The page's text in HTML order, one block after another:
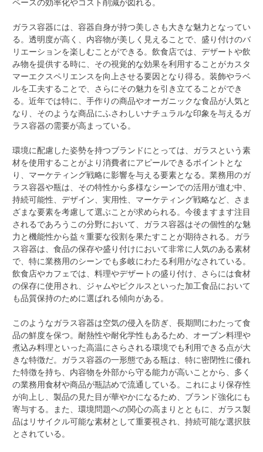
ガラス容器には、容器自身が持つ美しさも大きな魅力となってい
る。透明度が高く、内容物が美しく見えることで、盛り付けのバ
リエーションを楽しむことができる。飲食店では、デザートや飲
み物を提供する時に、その視覚的な効果を利用することがカスタ
マーエクスペリエンスを向上させる要因となり得る。装飾やラベ
ルを工夫することで、さらにその魅力を引き立てることができ
る。近年では特に、手作りの商品やオーガニックな食品が人気と
なり、そのような商品にふさわしいナチュラルな印象を与えるガ
ラス容器の需要が高まっている。
環境に配慮した姿勢を持つブランドにとっては、ガラスという素
材を使用することがより消費者にアピールできるポイントとな
り、マーケティング戦略に影響を与える要素となる。業務用のガ
ラス容器や瓶は、その特性から多様なシーンでの活用が進む中、
持続可能性、デザイン、実用性、マーケティング戦略など、さま
ざまな要素を考慮して選ぶことが求められる。今後ますます注目
されるであろうこの分野において、ガラス容器はその個性的な魅
力と機能性から益々重要な役割を果たすことが期待される。ガラ
ス容器は、食品の保存や盛り付けにおいて非常に人気のある素材
で、特に業務用のシーンでも多岐にわたる利用がなされている。
飲食店やカフェでは、料理やデザートの盛り付け、さらには食材
の保存に使用され、ジャムやピクルスといった加工食品において
も品質保持のために選ばれる傾向がある。
このようなガラス容器は空気の侵入を防ぎ、長期間にわたって食
品の鮮度を保つ。耐熱性や耐化学性もあるため、オーブン料理や
煮込み料理といった高温にさらされる環境でも利用できる点が大
きな特徴だ。ガラス容器の一形態である瓶は、特に密閉性に優れ
た特徴を持ち、内容物を外部から守る能力が高いことから、多く
の業務用食材や商品が瓶詰めで流通している。これにより保存性
が向上し、製品の見た目が華やかになるため、ブランド強化にも
寄与する。また、環境問題への関心の高まりとともに、ガラス製
品はリサイクル可能な素材として重要視され、持続可能な選択肢
とされている。